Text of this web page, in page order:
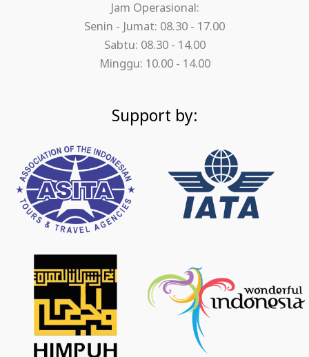
Jam Operasional:
Senin - Jumat: 08.30 - 17.00
Sabtu: 08.30 - 14.00
Minggu: 10.00 - 14.00
Support by: